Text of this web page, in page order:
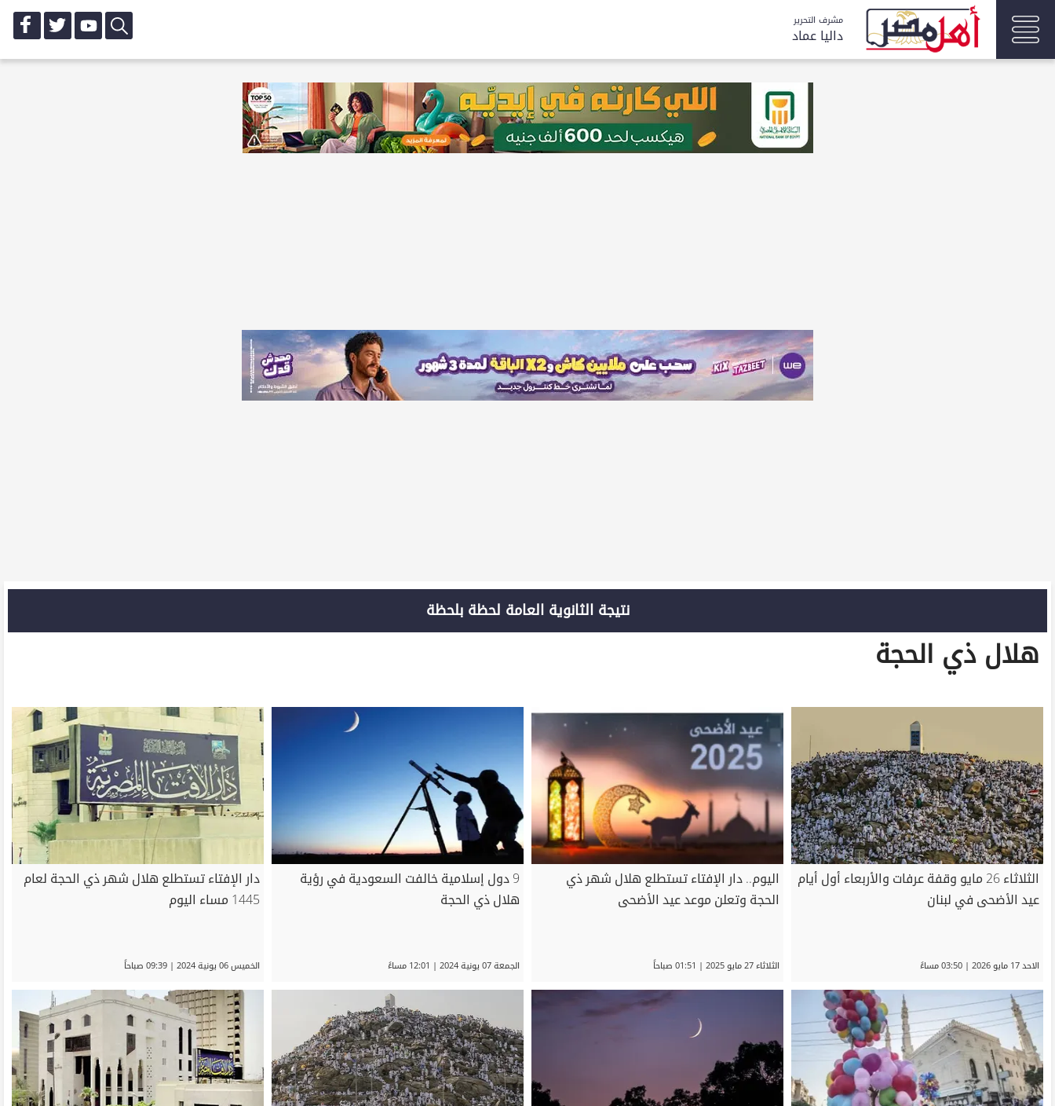
مشرف التحرير
داليا عماد
نتيجة الثانوية العامة لحظة بلحظة
هلال ذي الحجة
الثلاثاء 26 مايو وقفة عرفات والأربعاء أول أيام
عيد الأضحى في لبنان
الاحد 17 مايو 2026 | 03:50 مساءً
اليوم.. دار الإفتاء تستطلع هلال شهر ذي
الحجة وتعلن موعد عيد الأضحى
الثلاثاء 27 مايو 2025 | 01:51 صباحاً
9 دول إسلامية خالفت السعودية في رؤية
هلال ذي الحجة
الجمعة 07 يونية 2024 | 12:01 مساءً
دار الإفتاء تستطلع هلال شهر ذي الحجة لعام
1445 مساء اليوم
الخميس 06 يونية 2024 | 09:39 صباحاً